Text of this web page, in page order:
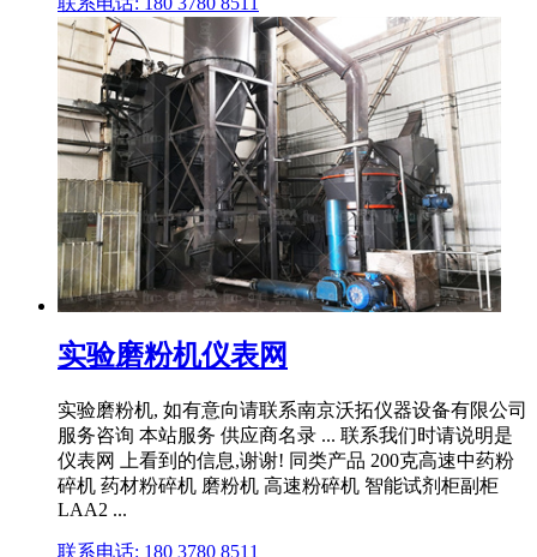
实验磨粉机仪表网
实验磨粉机, 如有意向请联系南京沃拓仪器设备有限公司
服务咨询 本站服务 供应商名录 ... 联系我们时请说明是
仪表网 上看到的信息,谢谢! 同类产品 200克高速中药粉
碎机 药材粉碎机 磨粉机 高速粉碎机 智能试剂柜副柜
LAA2 ...
联系电话: 180 3780 8511